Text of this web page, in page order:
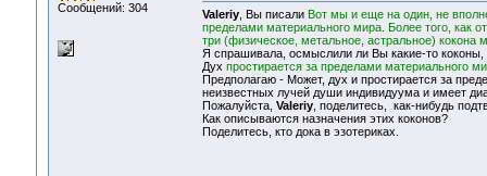
Сообщений: 304
Valeriy, Вы писали Вот мы и еще на один, не
пределами материального мира. Более того, как
три (физическое, метальное, астральное)
Я спрашивала, осмыслили ли Вы какие-то коконы,
Дух простирается за пределами материального
Предполагаю - Может, дух и простирается за
неизвестных лучей души индивидуума и имеет
Пожалуйста, Valeriy, поделитесь, как-нибудь
Как описываются назначения этих коконов?
Поделитесь, кто дока в эзотериках.